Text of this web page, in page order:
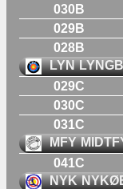
030B
029B
028B
LYN
029C
030C
031C
MFY
041C
NYK